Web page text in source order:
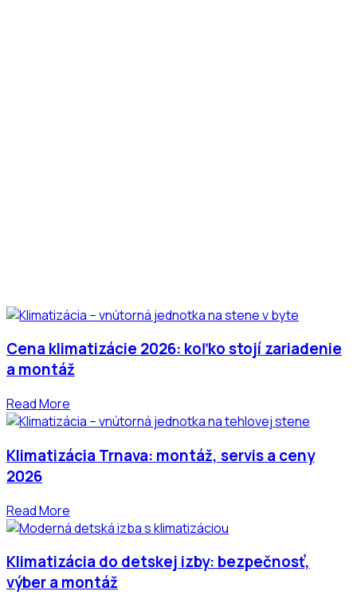
Cena klimatizácie 2026: koľko stojí zariadenie
a montáž
Read More
Klimatizácia Trnava: montáž, servis a ceny
2026
Read More
Klimatizácia do detskej izby: bezpečnosť,
výber a montáž